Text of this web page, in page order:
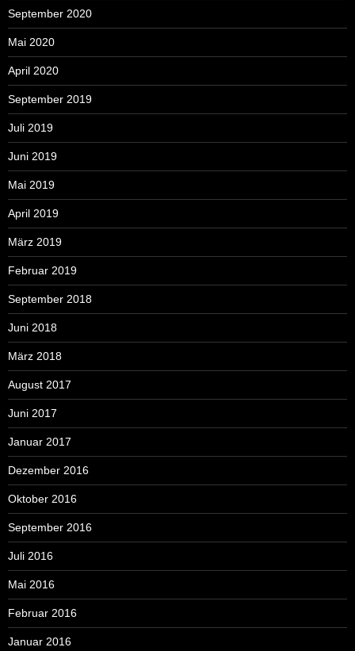
September 2020
Mai 2020
April 2020
September 2019
Juli 2019
Juni 2019
Mai 2019
April 2019
März 2019
Februar 2019
September 2018
Juni 2018
März 2018
August 2017
Juni 2017
Januar 2017
Dezember 2016
Oktober 2016
September 2016
Juli 2016
Mai 2016
Februar 2016
Januar 2016